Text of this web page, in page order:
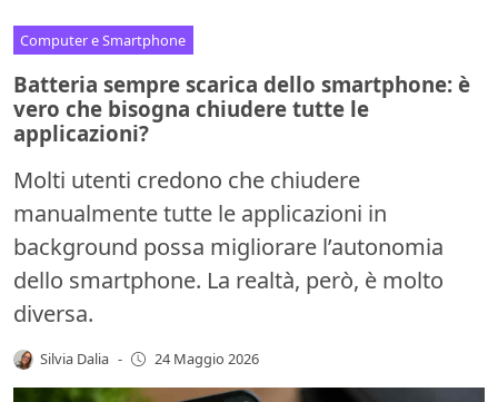
Computer e Smartphone
Batteria sempre scarica dello smartphone: è
vero che bisogna chiudere tutte le
applicazioni?
Molti utenti credono che chiudere
manualmente tutte le applicazioni in
background possa migliorare l’autonomia
dello smartphone. La realtà, però, è molto
diversa.
Silvia Dalia - 24 Maggio 2026